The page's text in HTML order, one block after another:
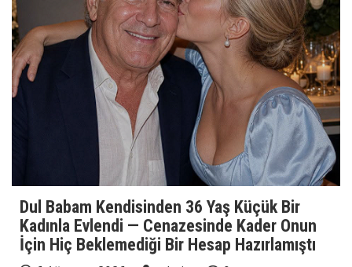
Dul Babam Kendisinden 36 Yaş Küçük Bir
Kadınla Evlendi — Cenazesinde Kader Onun
İçin Hiç Beklemediği Bir Hesap Hazırlamıştı